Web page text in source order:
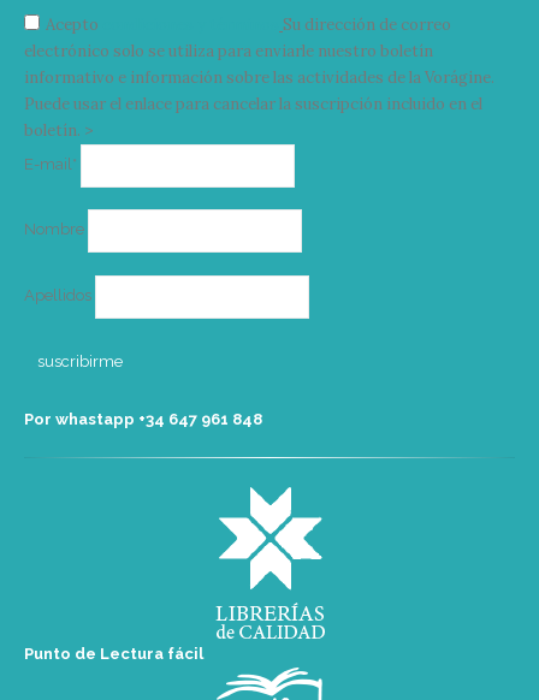
Acepto
Su dirección de correo
electrónico solo se utiliza para enviarle nuestro boletín
informativo e información sobre las actividades de la Vorágine.
Puede usar el enlace para cancelar la suscripción incluido en el
boletín. >
E-mail*
Nombre
Apellidos
Por whastapp +34 ‭647 961 848‬
Punto de Lectura fácil